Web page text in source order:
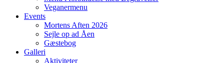
Veganermenu
Events
Mortens Aften 2026
Sejle op ad Åen
Gæstebog
Galleri
Aktiviteter